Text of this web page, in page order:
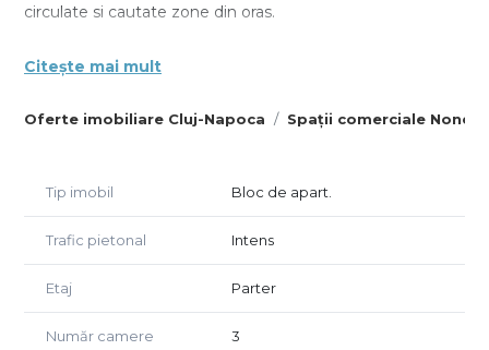
Oferte imobiliare Cluj-Napoca Spații comerciale None
circulate si cautate zone din oras.
sala de vanzare, trei holuri, doua depozite, lift, vestiar,
face ideal pentru activitati comerciale, showroom, sediu
depozitare.
Spatiul dispune de vitrina stradala generoasa,
amplasamentul este in zona cu trafic pietonal si auto
autorizatie.
Zona Piata Cipariu este una dintre cele mai dinamice si
Citește mai mult
Tip imobil Bloc de apart.
Trafic pietonal Intens
Etaj Parter
Număr camere 3